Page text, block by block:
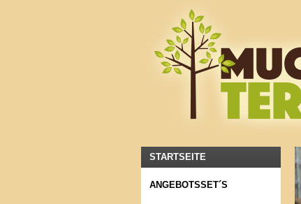
STARTSEITE
ANGEBOTSSET´S